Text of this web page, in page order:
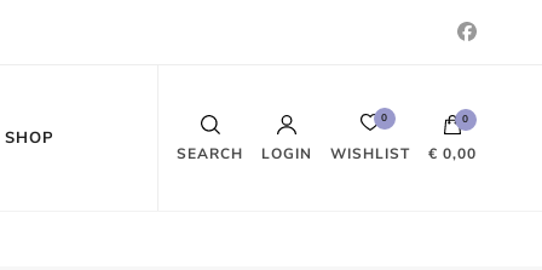
SHOP
SEARCH LOGIN
0
WISHLIST
0
€ 0,00